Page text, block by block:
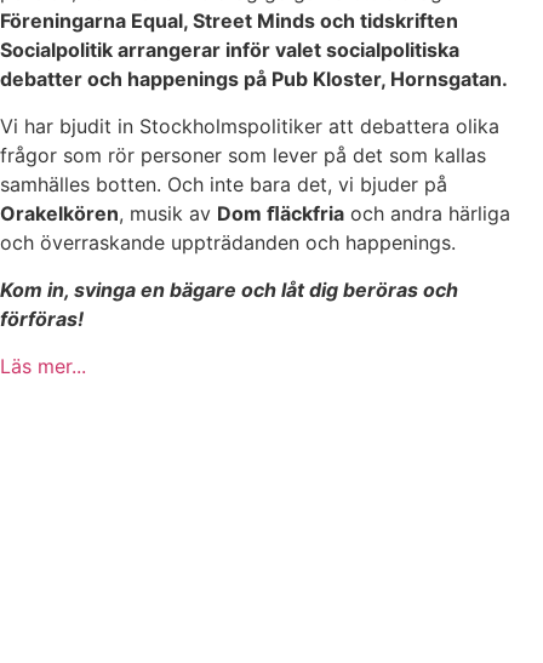
Föreningarna Equal, Street Minds och tidskriften
Socialpolitik arrangerar inför valet socialpolitiska
debatter och happenings på Pub Kloster, Hornsgatan.
Vi har bjudit in Stockholmspolitiker att debattera olika
frågor som rör personer som lever på det som kallas
samhälles botten. Och inte bara det, vi bjuder på
Orakelkören, musik av Dom ﬂäckfria och andra härliga
och överraskande uppträdanden och happenings.
Kom in, svinga en bägare och låt dig beröras och
förföras!
Läs mer...